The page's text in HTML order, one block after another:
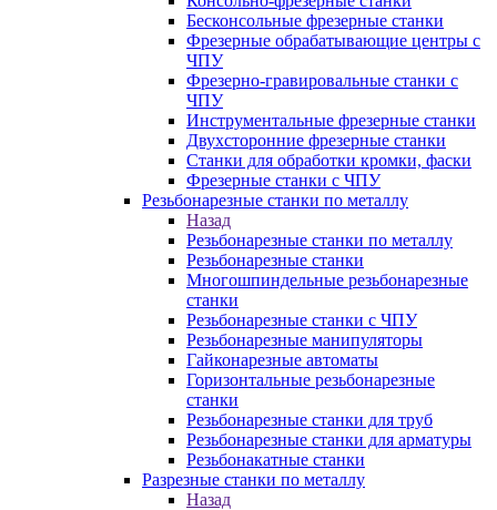
Бесконсольные фрезерные станки
Фрезерные обрабатывающие центры с
ЧПУ
Фрезерно-гравировальные станки с
ЧПУ
Инструментальные фрезерные станки
Двухсторонние фрезерные станки
Станки для обработки кромки, фаски
Фрезерные станки с ЧПУ
Резьбонарезные станки по металлу
Назад
Резьбонарезные станки по металлу
Резьбонарезные станки
Многошпиндельные резьбонарезные
станки
Резьбонарезные станки с ЧПУ
Резьбонарезные манипуляторы
Гайконарезные автоматы
Горизонтальные резьбонарезные
станки
Резьбонарезные станки для труб
Резьбонарезные станки для арматуры
Резьбонакатные станки
Разрезные станки по металлу
Назад